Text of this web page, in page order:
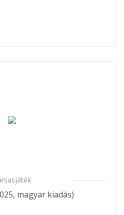
magyar kiadás)